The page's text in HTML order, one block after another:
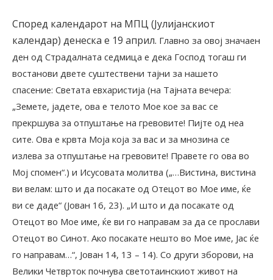
Според календарот на МПЦ (Јулијанскиот
календар) денеска е 19 април. Главно за овој значаен
ден од Страдалната седмица е дека Господ тогаш ги
востанови двете суштествени тајни за нашето
спасение: Светата евхаристија (на Тајната вечера:
„Земете, јадете, ова е телото Мое кое за вас се
прекршува за отпуштање на гревовите! Пијте од неа
сите. Ова е крвта Моја која за вас и за мнозина се
излева за отпуштање на гревовите! Правете го ова во
Мој спомен“.) и Исусовата молитва („…Вистина, вистина
ви велам: што и да посакате од Отецот во Мое име, ќе
ви се даде“ (Јован 16, 23). „И што и да посакате од
Отецот во Мое име, ќе ви го направам за да се прослави
Отецот во Синот. Ако посакате нешто во Мое име, Јас ќе
го направам…“, Јован 14, 13 – 14). Со други зборови, на
Велики Четврток почнува светотаинскиот живот на